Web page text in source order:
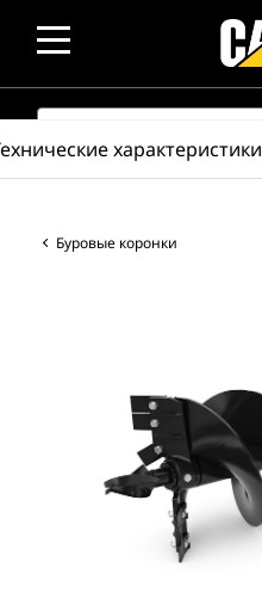
SEARCH
Буровые коронки
характеристики